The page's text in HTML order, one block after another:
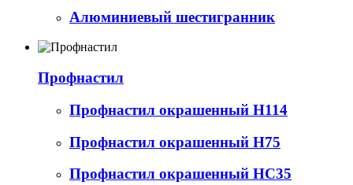
Алюминиевый шестигранник
Профнастил
Профнастил окрашенный Н114
Профнастил окрашенный Н75
Профнастил окрашенный НС35